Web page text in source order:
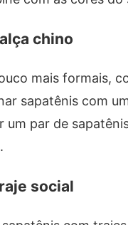
chino
mais formais,
sapatênis com
um par de
social